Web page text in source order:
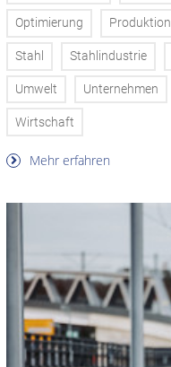
Optimierung Produktion
Stahl Stahlindustrie
Umwelt Unternehmen
Wirtschaft
Mehr erfahren